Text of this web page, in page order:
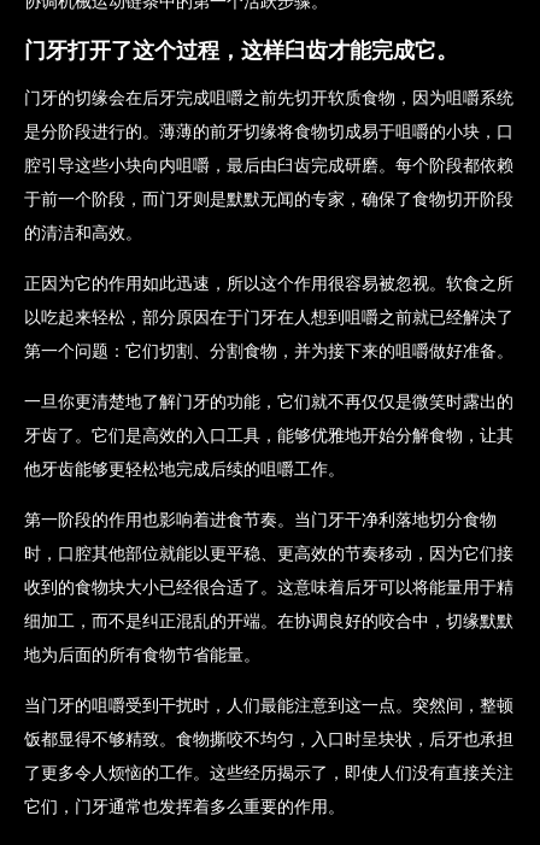
门牙打开了这个过程，这样臼齿才能完成它。
门牙的切缘会在后牙完成咀嚼之前先切开软质食物，因为咀嚼系统
是分阶段进行的。薄薄的前牙切缘将食物切成易于咀嚼的小块，口
腔引导这些小块向内咀嚼，最后由臼齿完成研磨。每个阶段都依赖
于前一个阶段，而门牙则是默默无闻的专家，确保了食物切开阶段
的清洁和高效。
正因为它的作用如此迅速，所以这个作用很容易被忽视。软食之所
以吃起来轻松，部分原因在于门牙在人想到咀嚼之前就已经解决了
第一个问题：它们切割、分割食物，并为接下来的咀嚼做好准备。
一旦你更清楚地了解门牙的功能，它们就不再仅仅是微笑时露出的
牙齿了。它们是高效的入口工具，能够优雅地开始分解食物，让其
他牙齿能够更轻松地完成后续的咀嚼工作。
第一阶段的作用也影响着进食节奏。当门牙干净利落地切分食物
时，口腔其他部位就能以更平稳、更高效的节奏移动，因为它们接
收到的食物块大小已经很合适了。这意味着后牙可以将能量用于精
细加工，而不是纠正混乱的开端。在协调良好的咬合中，切缘默默
地为后面的所有食物节省能量。
当门牙的咀嚼受到干扰时，人们最能注意到这一点。突然间，整顿
饭都显得不够精致。食物撕咬不均匀，入口时呈块状，后牙也承担
了更多令人烦恼的工作。这些经历揭示了，即使人们没有直接关注
它们，门牙通常也发挥着多么重要的作用。